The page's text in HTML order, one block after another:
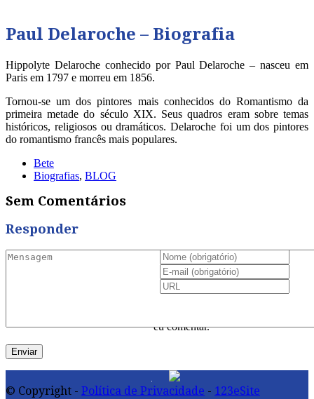
Paul Delaroche – Biografia
Hippolyte Delaroche conhecido por Paul Delaroche – nasceu em
Paris em 1797 e morreu em 1856.
Tornou-se um dos pintores mais conhecidos do Romantismo da
primeira metade do século XIX. Seus quadros eram sobre temas
históricos, religiosos ou dramáticos. Delaroche foi um dos pintores
do romantismo francês mais populares.
Bete
Biografias, BLOG
Sem Comentários
Responder
eu comentar.
© Copyright - Política de Privacidade - 123eSite